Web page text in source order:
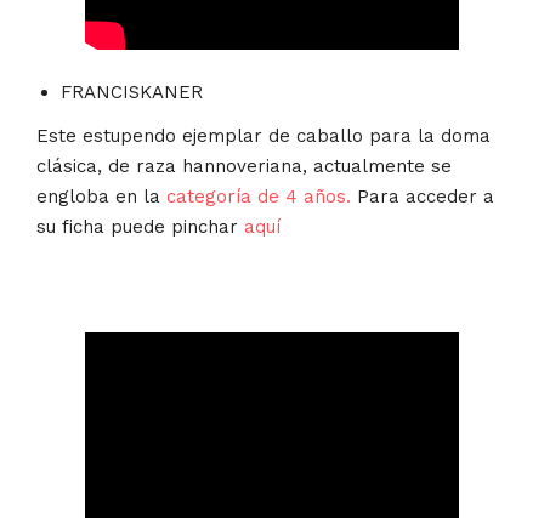
FRANCISKANER
Este estupendo ejemplar de caballo para la doma
clásica, de raza hannoveriana, actualmente se
engloba en la categoría de 4 años. Para acceder a
su ficha puede pinchar aquí